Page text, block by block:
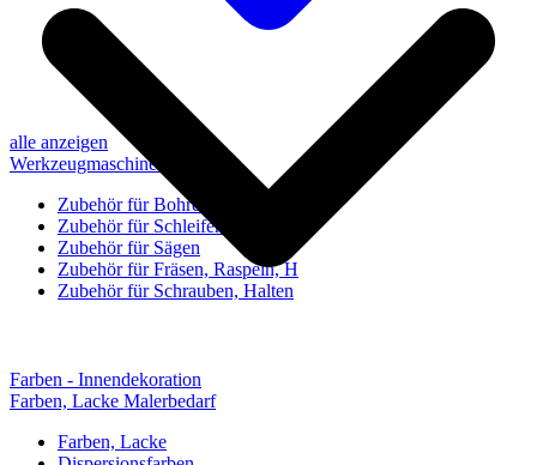
alle anzeigen
Werkzeugmaschinen-Zubehör
Zubehör für Bohren, Bohrhilfen
Zubehör für Schleifen, Poliere
Zubehör für Sägen
Zubehör für Fräsen, Raspeln, H
Zubehör für Schrauben, Halten
Farben - Innendekoration
Farben, Lacke Malerbedarf
Farben, Lacke